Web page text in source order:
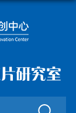
研究室